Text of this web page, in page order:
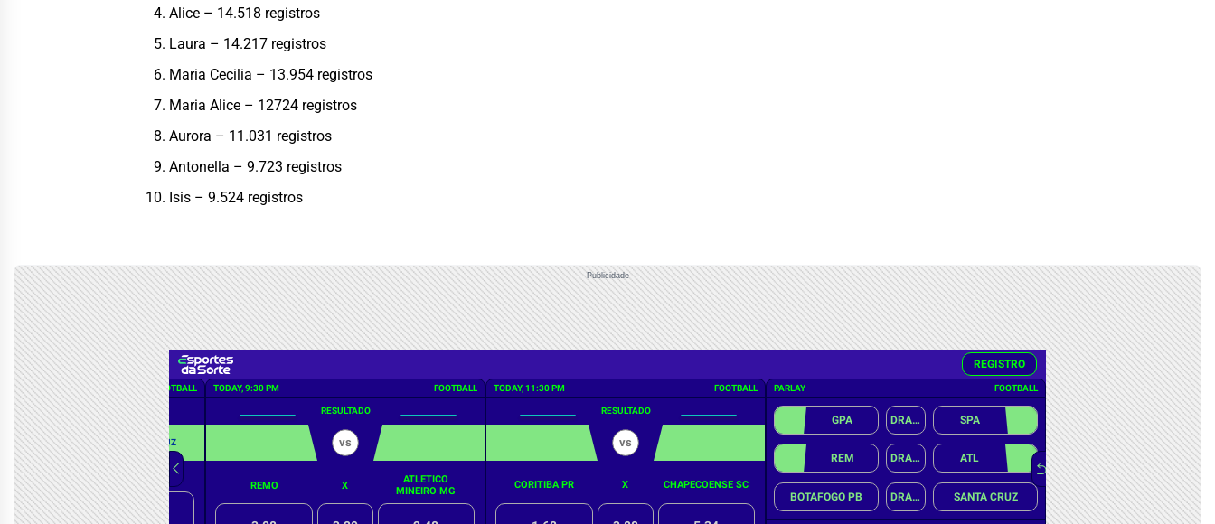
Alice – 14.518 registros
Laura – 14.217 registros
Maria Cecilia – 13.954 registros
Maria Alice – 12724 registros
Aurora – 11.031 registros
Antonella – 9.723 registros
Isis – 9.524 registros
Publicidade